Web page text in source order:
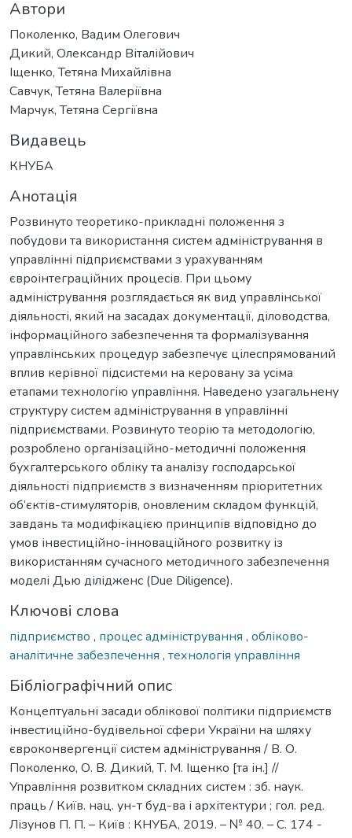
Автори
Поколенко, Вадим Олегович
Дикий, Олександр Віталійович
Іщенко, Тетяна Михайлівна
Савчук, Тетяна Валеріївна
Марчук, Тетяна Сергіївна
Видавець
КНУБА
Анотація
Розвинуто теоретико-прикладні положення з
побудови та використання систем адміністрування в
управлінні підприємствами з урахуванням
євроінтеграційних процесів. При цьому
адміністрування розглядається як вид управлінської
діяльності, який на засадах документації, діловодства,
інформаційного забезпечення та формалізування
управлінських процедур забезпечує цілеспрямований
вплив керівної підсистеми на керовану за усіма
етапами технологію управління. Наведено узагальнену
структуру систем адміністрування в управлінні
підприємствами. Розвинуто теорію та методологію,
розроблено організаційно-методичні положення
бухгалтерського обліку та аналізу господарської
діяльності підприємств з визначенням пріоритетних
об’єктів-стимуляторів, оновленим складом функцій,
завдань та модифікацією принципів відповідно до
умов інвестиційно-інноваційного розвитку із
використанням сучасного методичного забезпечення
моделі Дью ділідженс (Due Diligence).
Ключові слова
підприємство , процес адміністрування , обліково-
аналітичне забезпечення , технологія управління
Бібліографічний опис
Концептуальні засади облікової політики підприємств
інвестиційно-будівельної сфери України на шляху
євроконвергенції систем адміністрування / В. О.
Поколенко, О. В. Дикий, Т. М. Іщенко [та ін.] //
Управління розвитком складних систем : зб. наук.
праць / Київ. нац. ун-т буд-ва і архітектури ; гол. ред.
Лізунов П. П. – Київ : КНУБА, 2019. – № 40. – С. 174 -